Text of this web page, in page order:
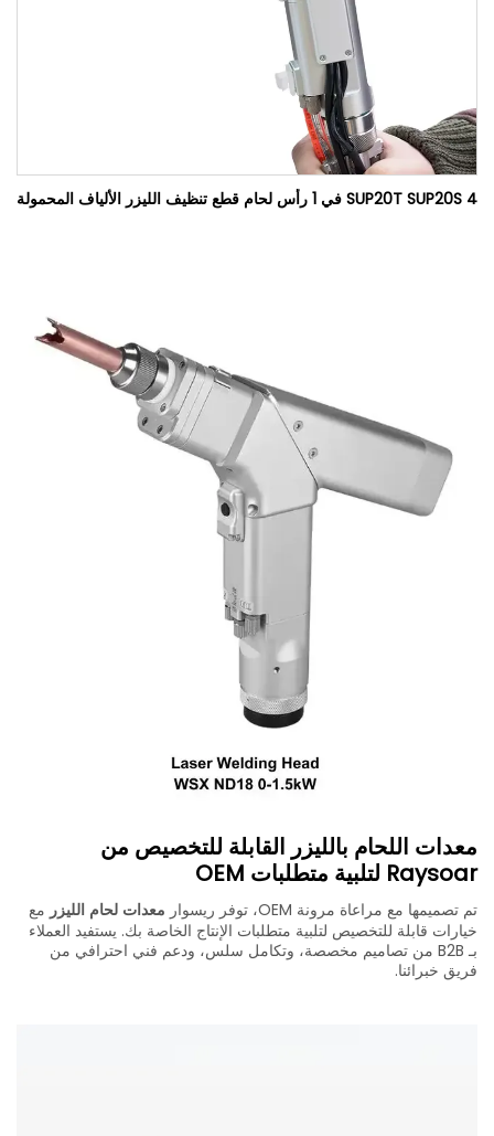
SUP20T SUP20S 4 في 1 رأس لحام قطع تنظيف الليزر الألياف المحمولة
معدات اللحام بالليزر القابلة للتخصيص من
Raysoar لتلبية متطلبات OEM
تم تصميمها مع مراعاة مرونة OEM، توفر ريسوار معدات لحام الليزر مع
خيارات قابلة للتخصيص لتلبية متطلبات الإنتاج الخاصة بك. يستفيد العملاء
بـ B2B من تصاميم مخصصة، وتكامل سلس، ودعم فني احترافي من
فريق خبرائنا.